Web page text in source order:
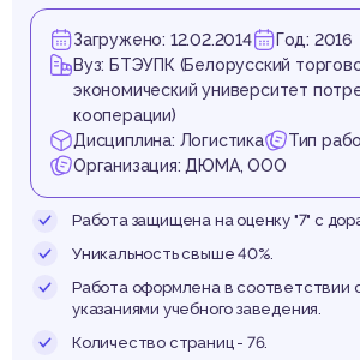
Загружено: 12.02.2014
Год: 2016
Вуз: БТЭУПК (Белорусский
экономический университет
кооперации)
Дисциплина: Логистика
Тип
Организация: ДЮМА, ООО
Работа защищена на оценку "7" с
Уникальность свыше 40%.
Работа оформлена в соответствии
указаниями учебного заведения.
Количество страниц - 76.